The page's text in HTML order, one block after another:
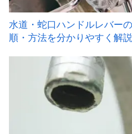
水道・蛇口ハンドルレバー
順・方法を分かりやすく解説